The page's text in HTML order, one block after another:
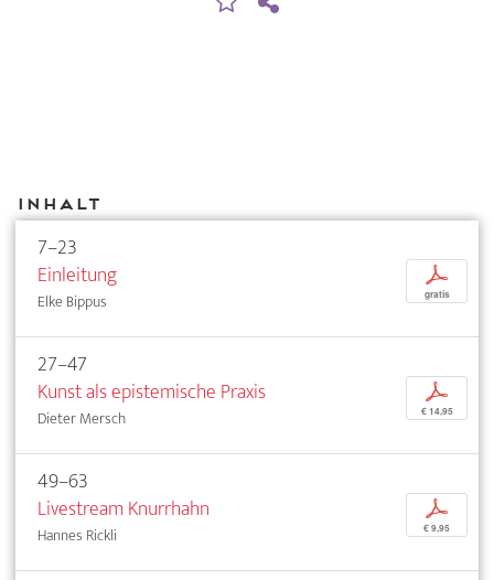
Inhalt
7–23
Einleitung
Elke Bippus
p
gratis
27–47
Kunst als epistemische Praxis
Dieter Mersch
p
€ 14,95
49–63
Livestream Knurrhahn
Hannes Rickli
p
€ 9,95